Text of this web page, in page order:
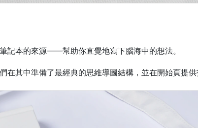
記本的來源——幫助你直覺地寫下腦海中的想法。
其中準備了最經典的思維導圖結構，並在開始頁提供